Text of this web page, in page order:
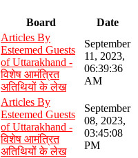
Board Date
Articles By
Esteemed Guests
of Uttarakhand -
विशेष आमंत्रित
अतिथियों के लेख
September
11, 2023,
06:39:36
AM
Articles By
Esteemed Guests
of Uttarakhand -
विशेष आमंत्रित
अतिथियों के लेख
September
08, 2023,
03:45:08
PM